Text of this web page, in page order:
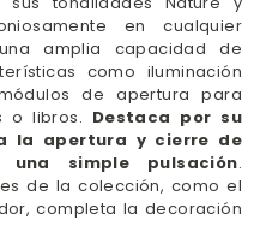
en cualquier
amplia capacidad de
como iluminación
de apertura para
o libros. Destaca por su
la apertura y cierre de
simple pulsación.
de la colección, como el
completa la decoración